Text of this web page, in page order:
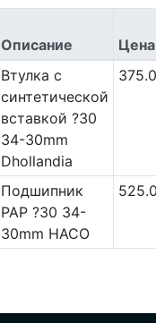
Описание
Цена
Втулка с
синтетической
вставкой ?30
34-30mm
Dhollandia
Подшипник
PAP ?30 34-
30mm HACO